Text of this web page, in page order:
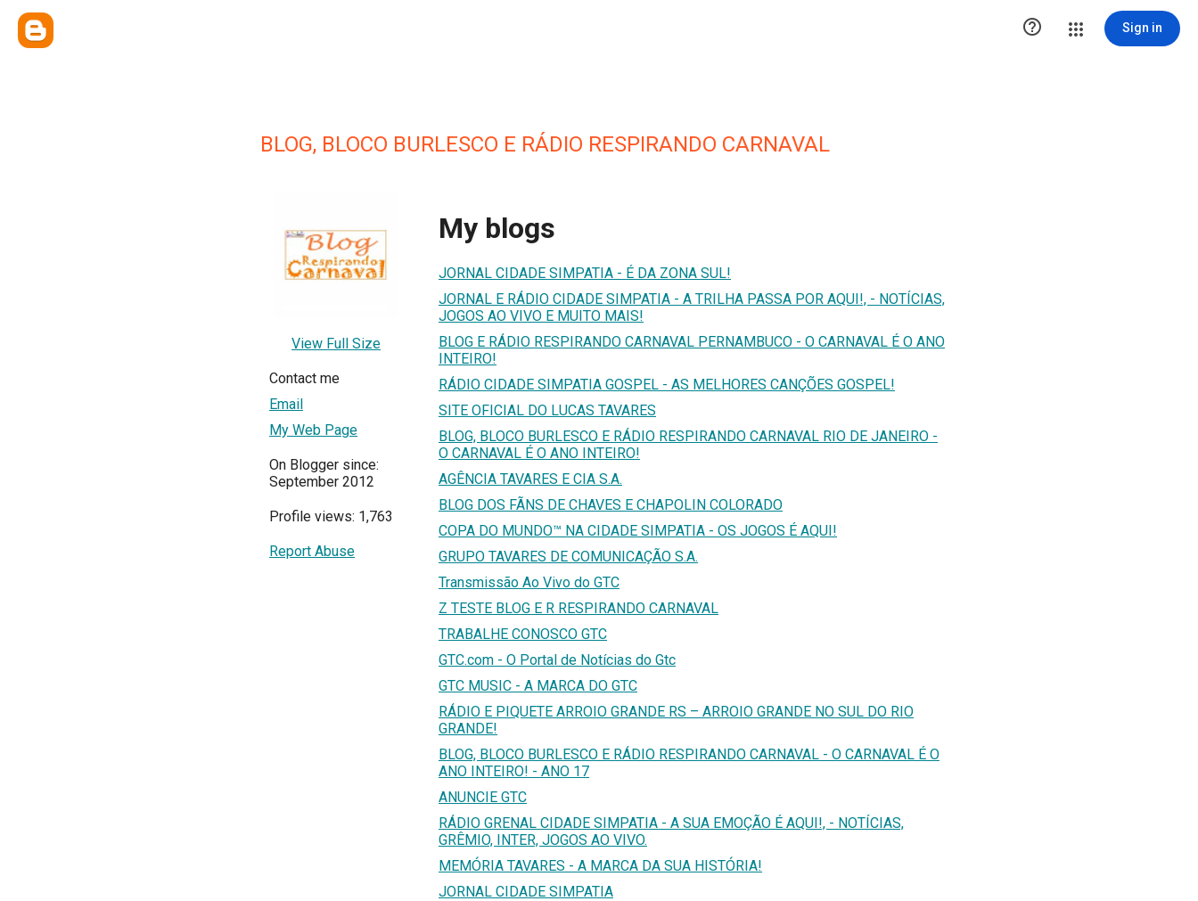
 Sign in
BLOG, BLOCO BURLESCO E RÁDIO RESPIRANDO CARNAVAL
View Full Size
Contact me
Email
My Web Page
On Blogger since:
September 2012
Profile views: 1,763
Report Abuse
My blogs
JORNAL CIDADE SIMPATIA - É DA ZONA SUL!
JORNAL E RÁDIO CIDADE SIMPATIA - A TRILHA PASSA POR AQUI!, - NOTÍCIAS,
JOGOS AO VIVO E MUITO MAIS!
BLOG E RÁDIO RESPIRANDO CARNAVAL PERNAMBUCO - O CARNAVAL É O ANO
INTEIRO!
RÁDIO CIDADE SIMPATIA GOSPEL - AS MELHORES CANÇÕES GOSPEL!
SITE OFICIAL DO LUCAS TAVARES
BLOG, BLOCO BURLESCO E RÁDIO RESPIRANDO CARNAVAL RIO DE JANEIRO -
O CARNAVAL É O ANO INTEIRO!
AGÊNCIA TAVARES E CIA S.A.
BLOG DOS FÃNS DE CHAVES E CHAPOLIN COLORADO
COPA DO MUNDO™ NA CIDADE SIMPATIA - OS JOGOS É AQUI!
GRUPO TAVARES DE COMUNICAÇÃO S.A.
Transmissão Ao Vivo do GTC
Z TESTE BLOG E R RESPIRANDO CARNAVAL
TRABALHE CONOSCO GTC
GTC.com - O Portal de Notícias do Gtc
GTC MUSIC - A MARCA DO GTC
RÁDIO E PIQUETE ARROIO GRANDE RS – ARROIO GRANDE NO SUL DO RIO
GRANDE!
BLOG, BLOCO BURLESCO E RÁDIO RESPIRANDO CARNAVAL - O CARNAVAL É O
ANO INTEIRO! - ANO 17
ANUNCIE GTC
RÁDIO GRENAL CIDADE SIMPATIA - A SUA EMOÇÃO É AQUI!, - NOTÍCIAS,
GRÊMIO, INTER, JOGOS AO VIVO.
MEMÓRIA TAVARES - A MARCA DA SUA HISTÓRIA!
JORNAL CIDADE SIMPATIA